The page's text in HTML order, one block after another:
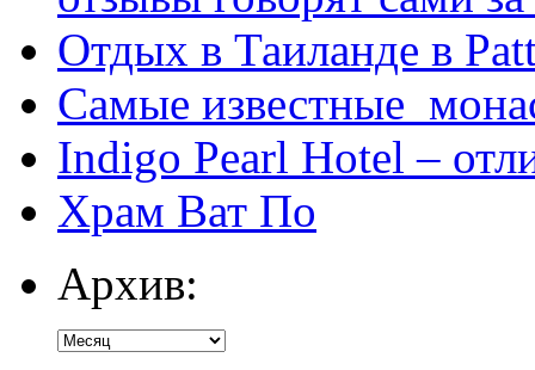
Отдых в Таиланде в
Самые известные
Indigo Pearl Hotel –
Храм Ват По
Архив: